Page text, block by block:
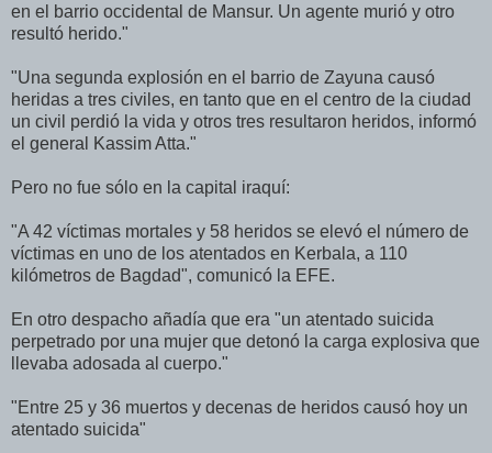
en el barrio occidental de Mansur. Un agente murió y otro
resultó herido."
"Una segunda explosión en el barrio de Zayuna causó
heridas a tres civiles, en tanto que en el centro de la ciudad
un civil perdió la vida y otros tres resultaron heridos, informó
el general Kassim Atta."
Pero no fue sólo en la capital iraquí:
"A 42 víctimas mortales y 58 heridos se elevó el número de
víctimas en uno de los atentados en Kerbala, a 110
kilómetros de Bagdad", comunicó la EFE.
En otro despacho añadía que era "un atentado suicida
perpetrado por una mujer que detonó la carga explosiva que
llevaba adosada al cuerpo."
"Entre 25 y 36 muertos y decenas de heridos causó hoy un
atentado suicida"